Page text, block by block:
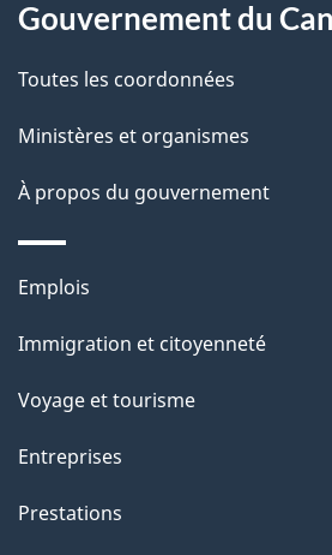
a
g
e
Gouvernement du
Toutes les coordonnées
Ministères et organismes
À propos du gouvernement
Thèmes
sujets
Emplois
Immigration et citoyenneté
Voyage et tourisme
Entreprises
Prestations